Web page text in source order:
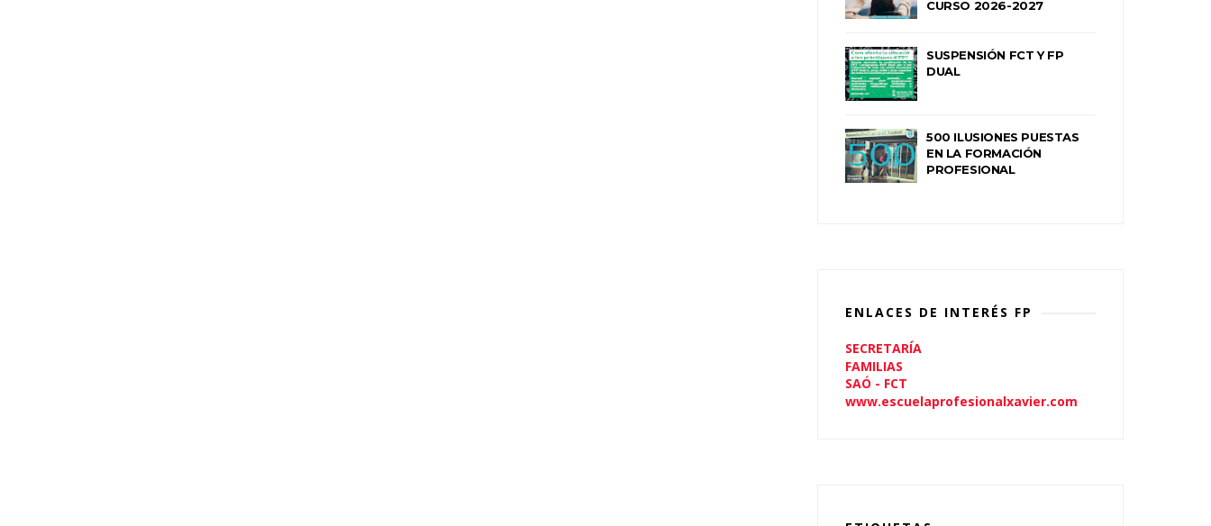
CURSO 2026-2027
SUSPENSIÓN FCT Y FP
DUAL
500 ILUSIONES PUESTAS
EN LA FORMACIÓN
PROFESIONAL
ENLACES DE INTERÉS FP
SECRETARÍA
FAMILIAS
SAÓ - FCT
www.escuelaprofesionalxavier.com